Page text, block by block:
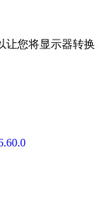
让您将显示器转换